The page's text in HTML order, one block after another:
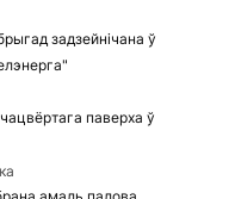
задзейнічана ў
паверха ў